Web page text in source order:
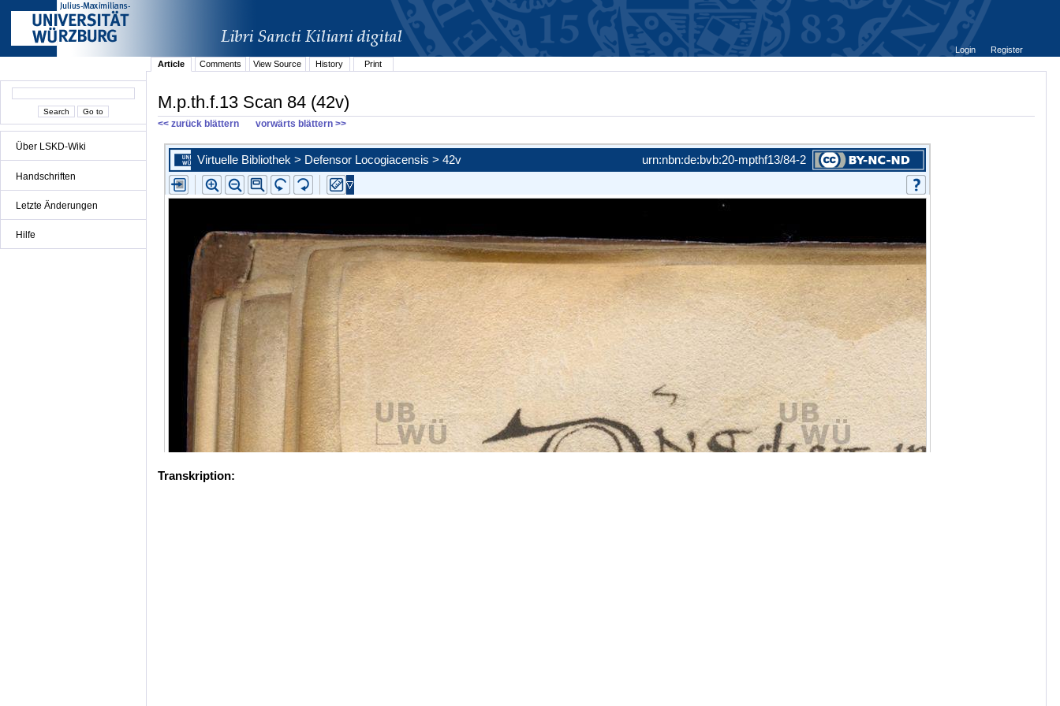
Über LSKD-Wiki
Handschriften
Letzte Änderungen
Hilfe
Login
Register
Article
Comments View Source History Print
M.p.th.f.13 Scan 84 (42v)
<< zurück blättern vorwärts blättern >>
Transkription: